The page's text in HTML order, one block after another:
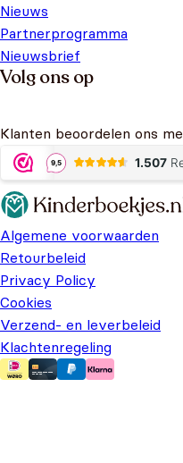
Nieuws
Partnerprogramma
Nieuwsbrief
Volg ons op
Klanten beoordelen ons
Algemene voorwaarden
Retourbeleid
Privacy Policy
Cookies
Verzend- en leverbeleid
Klachtenregeling